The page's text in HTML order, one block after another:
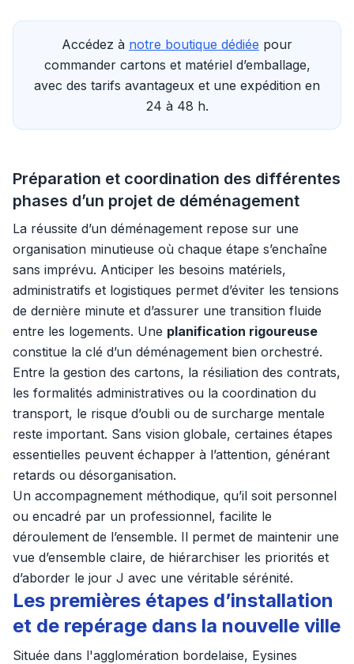
Accédez à notre boutique dédiée pour
commander cartons et matériel d’emballage,
avec des tarifs avantageux et une expédition en
24 à 48 h.
Préparation et coordination des différentes
phases d’un projet de déménagement
La réussite d’un déménagement repose sur une
organisation minutieuse où chaque étape s’enchaîne
sans imprévu. Anticiper les besoins matériels,
administratifs et logistiques permet d’éviter les tensions
de dernière minute et d’assurer une transition fluide
entre les logements. Une planification rigoureuse
constitue la clé d’un déménagement bien orchestré.
Entre la gestion des cartons, la résiliation des contrats,
les formalités administratives ou la coordination du
transport, le risque d’oubli ou de surcharge mentale
reste important. Sans vision globale, certaines étapes
essentielles peuvent échapper à l’attention, générant
retards ou désorganisation.
Un accompagnement méthodique, qu’il soit personnel
ou encadré par un professionnel, facilite le
déroulement de l’ensemble. Il permet de maintenir une
vue d’ensemble claire, de hiérarchiser les priorités et
d’aborder le jour J avec une véritable sérénité.
Les premières étapes d’installation
et de repérage dans la nouvelle ville
Située dans l'agglomération bordelaise, Eysines